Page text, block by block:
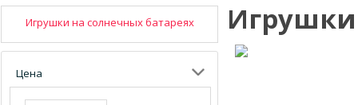
Игрушки на солнечных батареях
Цена
Игрушки